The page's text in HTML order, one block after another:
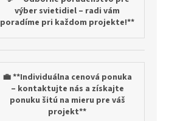
výber svietidiel – radi vám
poradíme pri každom projekte!**
💼 **Individuálna cenová ponuka
– kontaktujte nás a získajte
ponuku šitú na mieru pre váš
projekt**